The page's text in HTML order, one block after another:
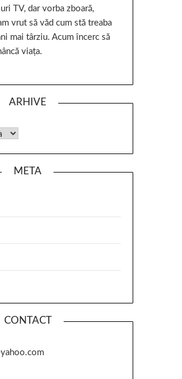
TV, dar vorba zboară,
vrut să văd cum stă treaba
mai târziu. Acum încerc să
viața.
ARHIVE
META
CONTACT